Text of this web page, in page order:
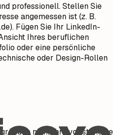
professionell. Stellen Sie
angemessen ist (z. B.
). Fügen Sie Ihr LinkedIn-
Ihres beruflichen
oder eine persönliche
oder Design-Rollen
nicht Ihre vollständige